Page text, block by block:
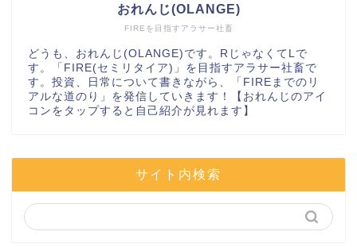
FIREを目指すアラサー社畜
おれんじ(OLANGE)
どうも、おれんじ(OLANGE)です。RじゃなくてLで
す。「FIRE(セミリタイア)」を目指すアラサー社畜で
す。投資、日常について書きながら、「FIREまでのリ
アルな道のり」を発信していきます！【おれんじのアイ
コンをタップすると自己紹介が見れます】
サイト内検索